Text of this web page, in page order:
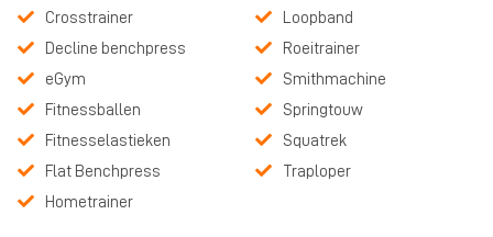
Crosstrainer
Decline benchpress
eGym
Fitnessballen
Fitnesselastieken
Flat Benchpress
Hometrainer
Loopband
Roeitrainer
Smithmachine
Springtouw
Squatrek
Traploper